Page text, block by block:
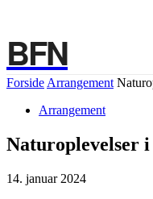
BFN
Forside Arrangement
Arrangement
Naturoplevelser i
14. januar 2024